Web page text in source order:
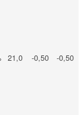
21,0 -0,50 -0,50